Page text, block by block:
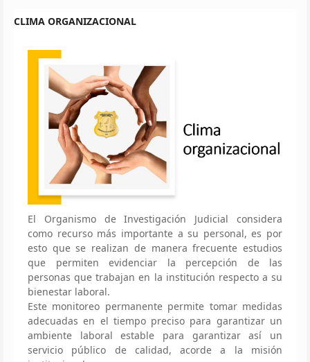
CLIMA ORGANIZACIONAL
El Organismo de Investigación Judicial considera
como recurso más importante a su personal, es por
esto que se realizan de manera frecuente estudios
que permiten evidenciar la percepción de las
personas que trabajan en la institución respecto a su
bienestar laboral.
Este monitoreo permanente permite tomar medidas
adecuadas en el tiempo preciso para garantizar un
ambiente laboral estable para garantizar así un
servicio público de calidad, acorde a la misión